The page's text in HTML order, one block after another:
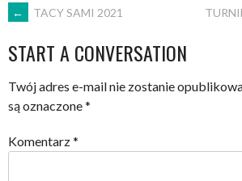
POST
NAVIGATION
← TACY SAMI 2021
START A CONVERSATION
Twój adres e-mail nie zostanie
są oznaczone*
Komentarz*